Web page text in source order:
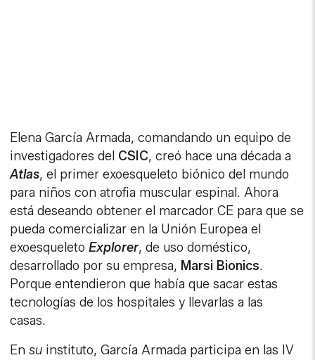
Elena García Armada, comandando un equipo de
investigadores del CSIC, creó hace una década a
Atlas, el primer exoesqueleto biónico del mundo
para niños con atrofia muscular espinal. Ahora
está deseando obtener el marcador CE para que se
pueda comercializar en la Unión Europea el
exoesqueletoExplorer, de uso doméstico,
desarrollado por su empresa, Marsi Bionics.
Porque entendieron que había que sacar estas
tecnologías de los hospitales y llevarlas a las
casas.
Ensu instituto, García Armada participa en las IV